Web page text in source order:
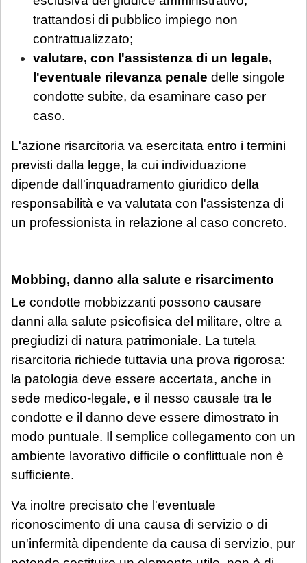
trattandosi di pubblico impiego non
contrattualizzato;
valutare, con l'assistenza di un legale,
l'eventuale rilevanza penale delle singole
condotte subite, da esaminare caso per
caso.
L'azione risarcitoria va esercitata entro i termini
previsti dalla legge, la cui individuazione
dipende dall'inquadramento giuridico della
responsabilità e va valutata con l'assistenza di
un professionista in relazione al caso concreto.
Mobbing, danno alla salute e risarcimento
Le condotte mobbizzanti possono causare
danni alla salute psicofisica del militare, oltre a
pregiudizi di natura patrimoniale. La tutela
risarcitoria richiede tuttavia una prova rigorosa:
la patologia deve essere accertata, anche in
sede medico-legale, e il nesso causale tra le
condotte e il danno deve essere dimostrato in
modo puntuale. Il semplice collegamento con un
ambiente lavorativo difficile o conflittuale non è
sufficiente.
Va inoltre precisato che l'eventuale
riconoscimento di una causa di servizio o di
un'infermità dipendente da causa di servizio, pur
prenotazione.
Sarà comunque garantita assistenza
urgente esclusivamente per le seguenti
casistiche:
avviso di conclusione delle indagini ex
art. 415-bis c.p.p.;
ricorsi, memorie e osservazioni con
termine di scadenza ricadente nel
periodo di chiusura,solo se
comunicate tempestivamente alla
notifica;
dettagliatamente la situazione in una
email: la Sua richiesta sarà evasa
esclusivamente tramite email di riscontro
da parte dello Studio, che indicherà le
modalità di gestione.
Se è già cliente dello Studio, le richieste
non strettamente urgenti (aggiornamenti
sullo stato della pratica, quesiti generali,
gestione adempimenti processuali
rinviabili) saranno prese in carico al rientro,
a partire dal 1° settembre 2026.